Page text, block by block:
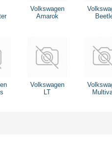
Volkswagen
Amarok
Volkswagen
LT